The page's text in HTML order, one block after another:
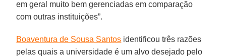
em geral muito bem gerenciadas em comparação
com outras instituições”.
Boaventura de Sousa Santos identificou três razões
pelas quais a universidade é um alvo desejado pelo